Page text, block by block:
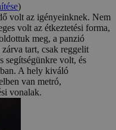
)
volt az igényeinknek. Nem
volt az étkeztetési forma,
meg, a panzió
tart, csak reggelit
segítségünkre volt, és
A hely kiváló
van metró,
vonalak.